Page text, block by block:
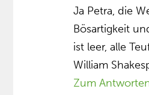
Ja Petra, die
Bösartigkeit
ist leer, alle
William
Zum